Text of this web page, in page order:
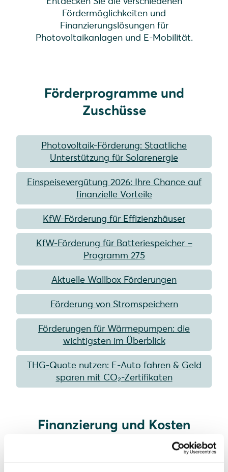
Fördermöglichkeiten und
Finanzierungslösungen für
Photovoltaikanlagen und E-Mobilität.
Förderprogramme und
Zuschüsse
Photovoltaik-Förderung: Staatliche
Unterstützung für Solarenergie
Einspeisevergütung 2026: Ihre Chance auf
finanzielle Vorteile
KfW-Förderung für Effizienzhäuser
KfW-Förderung für Batteriespeicher –
Programm 275
Aktuelle Wallbox Förderungen
Förderung von Stromspeichern
Förderungen für Wärmepumpen: die
wichtigsten im Überblick
THG-Quote nutzen: E-Auto fahren & Geld
sparen mit CO₂-Zertifikaten
Finanzierung und Kosten
Finanzierung einer Photovoltaikanlage